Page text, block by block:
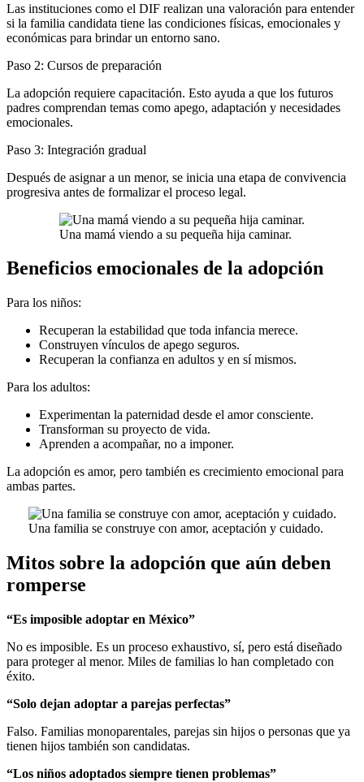
Las instituciones como el DIF realizan una valoración para entender
si la familia candidata tiene las condiciones físicas, emocionales y
económicas para brindar un entorno sano.
Paso 2: Cursos de preparación
La adopción requiere capacitación. Esto ayuda a que los futuros
padres comprendan temas como apego, adaptación y necesidades
emocionales.
Paso 3: Integración gradual
Después de asignar a un menor, se inicia una etapa de convivencia
progresiva antes de formalizar el proceso legal.
Una mamá viendo a su pequeña hija caminar.
Beneficios emocionales de la adopción
Para los niños:
Recuperan la estabilidad que toda infancia merece.
Construyen vínculos de apego seguros.
Recuperan la confianza en adultos y en sí mismos.
Para los adultos:
Experimentan la paternidad desde el amor consciente.
Transforman su proyecto de vida.
Aprenden a acompañar, no a imponer.
La adopción es amor, pero también es crecimiento emocional para
ambas partes.
Una familia se construye con amor, aceptación y cuidado.
Mitos sobre la adopción que aún deben
romperse
“Es imposible adoptar en México”
No es imposible. Es un proceso exhaustivo, sí, pero está diseñado
para proteger al menor. Miles de familias lo han completado con
éxito.
“Solo dejan adoptar a parejas perfectas”
Falso. Familias monoparentales, parejas sin hijos o personas que ya
tienen hijos también son candidatas.
“Los niños adoptados siempre tienen problemas”